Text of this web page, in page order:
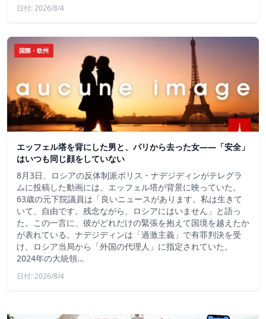
日付: 2026/8/4
国際・欧州
エッフェル塔を背にした男と、パリから去った女——「安全」
はいつも同じ顔をしていない
8月3日、ロシアの反体制派ボリス・ナデジディンがテレグラ
ムに投稿した動画には、エッフェル塔が背景に映っていた。
63歳の元下院議員は「良いニュースがあります。私は生きて
いて、自由です。残念ながら、ロシアにはいません」と語っ
た。この一言に、彼がどれだけの緊張を抱えて国境を越えたか
が表れている。ナデジディンは「過激主義」で有罪判決を受
け、ロシア当局から「外国の代理人」に指定されていた。
2024年の大統領…
日付: 2026/8/4